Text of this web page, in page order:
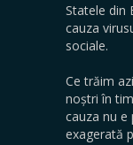
Statele din
cauza
sociale.
Ce trăim
noștri în
cauza nu e
exagerată